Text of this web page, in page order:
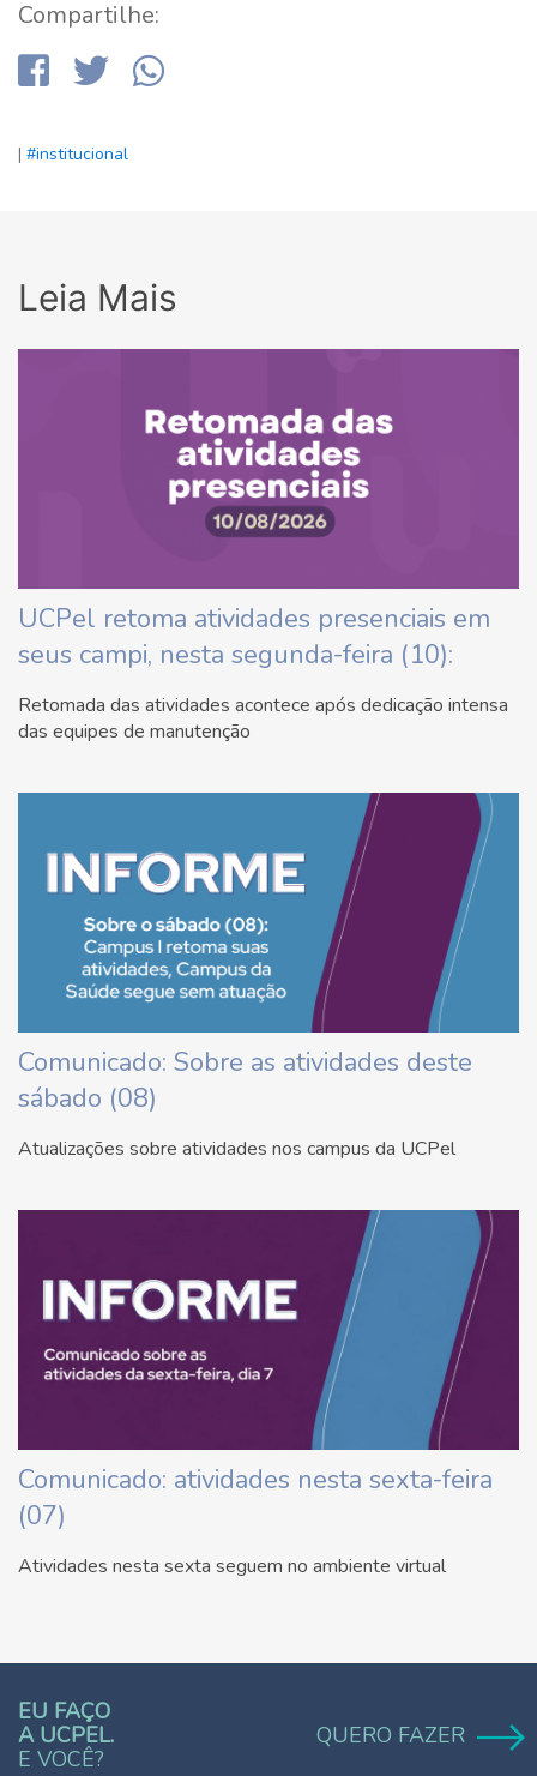
Compartilhe:
| #institucional
Leia Mais
UCPel retoma atividades presenciais em
seus campi, nesta segunda-feira (10):
Retomada das atividades acontece após dedicação intensa
das equipes de manutenção
Comunicado: Sobre as atividades deste
sábado (08)
Atualizações sobre atividades nos campus da UCPel
Comunicado: atividades nesta sexta-feira
(07)
Atividades nesta sexta seguem no ambiente virtual
EU FAÇO
A UCPEL.
E VOCÊ?
QUERO FAZER